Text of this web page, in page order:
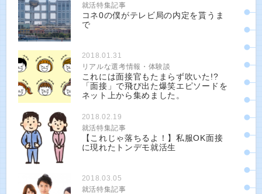
就活特集記事
コネ0の僕がテレビ局の内定を貰うま
で
2018.01.31
リアルな選考情報・体験談
これには面接官もたまらず吹いた!?
「面接」で飛び出た爆笑エピソードを
ネット上から集めました。
2018.02.19
就活特集記事
【これじゃ落ちるよ！】私服OK面接
に現れたトンデモ就活生
2018.03.05
就活特集記事